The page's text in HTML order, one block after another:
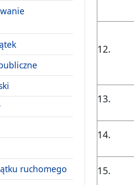
ruchomego
12.
13.
14.
15.